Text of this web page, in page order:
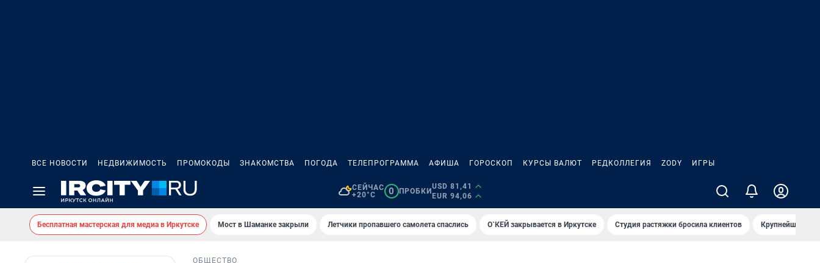
ВСЕ НОВОСТИ НЕДВИЖИМОСТЬ ПРОМОКОДЫ ЗНАКОМСТВА ПОГОДА ТЕЛЕПРОГРАММА АФИША ГОРОСКОП КУРСЫ ВАЛЮТ РЕДКОЛЛЕГИЯ ZODY ИГРЫ
СЕЙЧАС
+20°C
0 ПРОБКИ
USD 81,41
EUR 94,06
Бесплатная мастерская для медиа в Иркутске Мост в Шаманке закрыли Летчики пропавшего самолета спаслись О`КЕЙ закрывается в Иркутске Студия растяжки бросила клиентов Крупнейшие
ОБЩЕСТВО